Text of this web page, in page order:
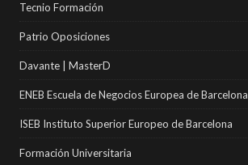
Tecnio Formación
Patrio Oposiciones
Davante | MasterD
ENEB Escuela de Negocios Europea de Barcelona
ISEB Instituto Superior Europeo de Barcelona
Formación Universitaria